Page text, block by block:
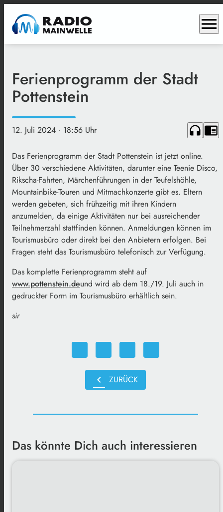
menu
Ferienprogramm der Stadt
Pottenstein
12. Juli 2024 · 18:56 Uhr headphones chrome_reader_mode
Das Ferienprogramm der Stadt Pottenstein ist jetzt online.
Über 30 verschiedene Aktivitäten, darunter eine Teenie Disco,
Rikscha-Fahrten, Märchenführungen in der Teufelshöhle,
Mountainbike-Touren und Mitmachkonzerte gibt es. Eltern
werden gebeten, sich frühzeitig mit ihren Kindern
anzumelden, da einige Aktivitäten nur bei ausreichender
Teilnehmerzahl stattfinden können. Anmeldungen können im
Tourismusbüro oder direkt bei den Anbietern erfolgen. Bei
Fragen steht das Tourismusbüro telefonisch zur Verfügung.
Das komplette Ferienprogramm steht auf
www.pottenstein.deund wird ab dem 18./19. Juli auch in
gedruckter Form im Tourismusbüro erhältlich sein.
sir
chevron_left ZURÜCK
Das könnte Dich auch interessieren